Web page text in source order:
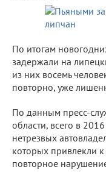
По итогам
задержали на
из них восемь
повторно, уже
По данным пресс-
области, всего в
нетрезвых
которых привлекли к
повторное